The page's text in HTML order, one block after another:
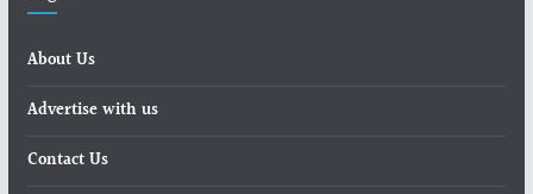
About Us
Advertise with us
Contact Us